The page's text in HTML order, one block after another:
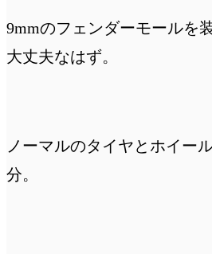
9mmのフェンダーモールを
大丈夫なはず。
ノーマルのタイヤとホイー
分。